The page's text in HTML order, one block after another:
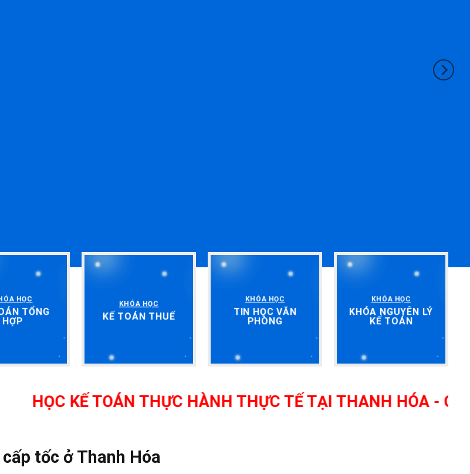
HỌC
TỔNG
HỢP
KHÓA HỌC
KẾ TOÁN THUẾ
KHÓA HỌC
TIN HỌC VĂN
PHÒNG
KHÓA HỌC
KHÓA NGUYÊN LÝ
KẾ TOÁN
KẾ TOÁN THỰC HÀNH THỰC TẾ TẠI THANH HÓA - GIÁO
tốc ở Thanh Hóa